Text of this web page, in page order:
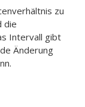
zu
die
Intervall gibt
Änderung